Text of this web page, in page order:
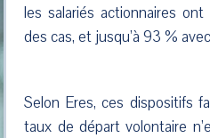
les salariés actionnaires
des cas, et jusqu’à 93 %
Selon Eres, ces dispositifs
taux de départ volontaire